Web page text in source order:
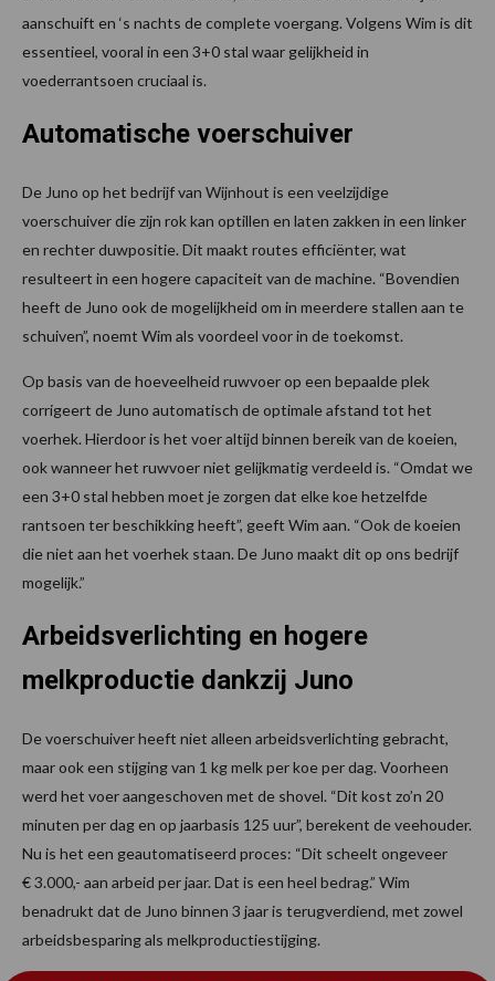
aanschuift en ‘s nachts de complete voergang. Volgens Wim is dit
essentieel, vooral in een 3+0 stal waar gelijkheid in
voederrantsoen cruciaal is.
Automatische voerschuiver
De Juno op het bedrijf van Wijnhout is een veelzijdige
voerschuiver die zijn rok kan optillen en laten zakken in een linker
en rechter duwpositie. Dit maakt routes efficiënter, wat
resulteert in een hogere capaciteit van de machine. “Bovendien
heeft de Juno ook de mogelijkheid om in meerdere stallen aan te
schuiven”, noemt Wim als voordeel voor in de toekomst.
Op basis van de hoeveelheid ruwvoer op een bepaalde plek
corrigeert de Juno automatisch de optimale afstand tot het
voerhek. Hierdoor is het voer altijd binnen bereik van de koeien,
ook wanneer het ruwvoer niet gelijkmatig verdeeld is. “Omdat we
een 3+0 stal hebben moet je zorgen dat elke koe hetzelfde
rantsoen ter beschikking heeft”, geeft Wim aan. “Ook de koeien
die niet aan het voerhek staan. De Juno maakt dit op ons bedrijf
mogelijk.”
Arbeidsverlichting en hogere
melkproductie dankzij Juno
De voerschuiver heeft niet alleen arbeidsverlichting gebracht,
maar ook een stijging van 1 kg melk per koe per dag. Voorheen
werd het voer aangeschoven met de shovel. “Dit kost zo’n 20
minuten per dag en op jaarbasis 125 uur”, berekent de veehouder.
Nu is het een geautomatiseerd proces: “Dit scheelt ongeveer
€ 3.000,- aan arbeid per jaar. Dat is een heel bedrag.” Wim
benadrukt dat de Juno binnen 3 jaar is terugverdiend, met zowel
arbeidsbesparing als melkproductiestijging.